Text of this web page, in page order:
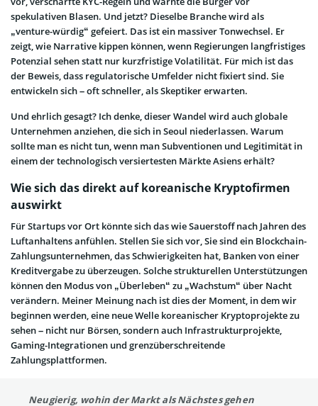
spekulativen Blasen. Und jetzt? Dieselbe Branche wird als
„venture-würdig“ gefeiert. Das ist ein massiver Tonwechsel. Er
zeigt, wie Narrative kippen können, wenn Regierungen langfristiges
Potenzial sehen statt nur kurzfristige Volatilität. Für mich ist das
der Beweis, dass regulatorische Umfelder nicht fixiert sind. Sie
entwickeln sich – oft schneller, als Skeptiker erwarten.
Und ehrlich gesagt? Ich denke, dieser Wandel wird auch globale
Unternehmen anziehen, die sich in Seoul niederlassen. Warum
sollte man es nicht tun, wenn man Subventionen und Legitimität in
einem der technologisch versiertesten Märkte Asiens erhält?
Wie sich das direkt auf koreanische Kryptofirmen
auswirkt
Für Startups vor Ort könnte sich das wie Sauerstoff nach Jahren des
Luftanhaltens anfühlen. Stellen Sie sich vor, Sie sind ein Blockchain-
Zahlungsunternehmen, das Schwierigkeiten hat, Banken von einer
Kreditvergabe zu überzeugen. Solche strukturellen Unterstützungen
können den Modus von „Überleben“ zu „Wachstum“ über Nacht
verändern. Meiner Meinung nach ist dies der Moment, in dem wir
beginnen werden, eine neue Welle koreanischer Kryptoprojekte zu
sehen – nicht nur Börsen, sondern auch Infrastrukturprojekte,
Gaming-Integrationen und grenzüberschreitende
Zahlungsplattformen.
Neugierig, wohin der Markt als Nächstes gehen